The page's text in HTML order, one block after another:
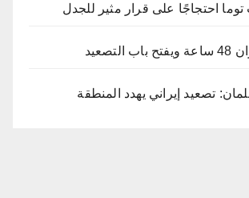
احتجاجًا على قرار مثير للجدل
تصعيد إيراني يهدد المنطقة